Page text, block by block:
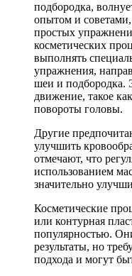
подбородка,
опытом и
простых
косметических
выполнять
упражнения,
шеи и подбородка.
движение, такое
повороты головы.
Другие
улучшить
отмечают, что
использованием
значительно
Косметические
или контурная
популярностью.
результаты, но
подхода и могут